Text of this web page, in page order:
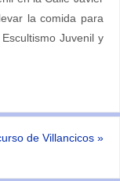
la comida para
Juvenil y
de Villancicos »